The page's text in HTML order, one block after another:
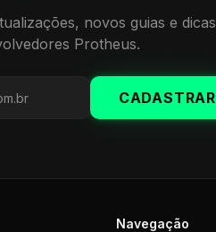
novos guias e dicas
Protheus.
CADASTRAR
Navegação